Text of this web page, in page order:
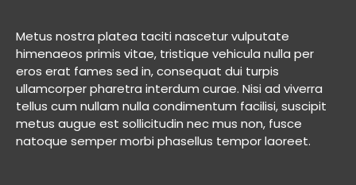
Metus nostra platea taciti nascetur vulputate
himenaeos primis vitae, tristique vehicula nulla per
eros erat fames sed in, consequat dui turpis
ullamcorper pharetra interdum curae. Nisi ad viverra
tellus cum nullam nulla condimentum facilisi, suscipit
metus augue est sollicitudin nec mus non, fusce
natoque semper morbi phasellus tempor laoreet.